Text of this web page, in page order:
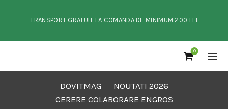
TRANSPORT GRATUIT LA COMANDA DE MINIMUM 200 LEI
0
DOVITMAG
NOUTATI 2026
CERERE COLABORARE ENGROS